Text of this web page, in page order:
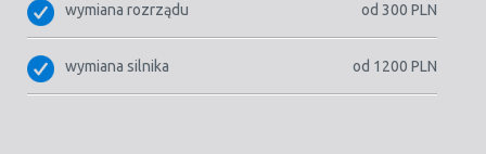
od 300 PLN
wymiana rozrządu
od 1200 PLN
wymiana silnika